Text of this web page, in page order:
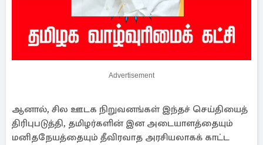
Advertisement
ஆனால், சில ஊடக நிறுவனங்கள் இந்தச் செய்தியைத்
திரிபுபடுத்தி, தமிழர்களின் இன அடையாளத்தையும்
மனிதநேயத்தையும் தீவிரவாத அரசியலாகக் காட்ட